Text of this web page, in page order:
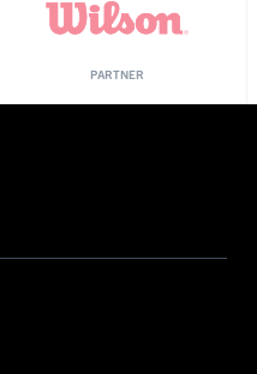
PARTNER